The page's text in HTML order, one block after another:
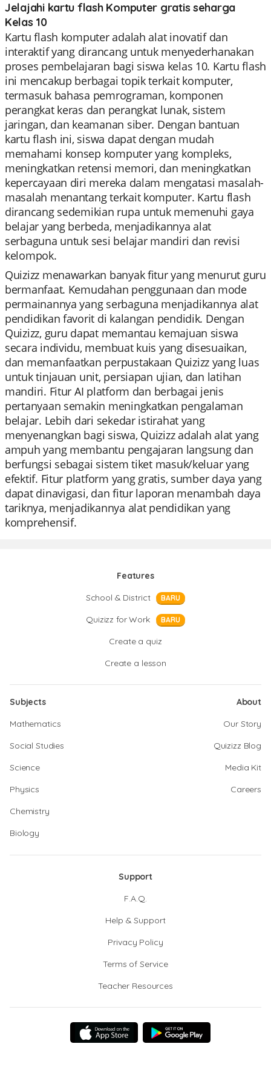
Jelajahi kartu flash Komputer gratis seharga
Kelas 10
Kartu flash komputer adalah alat inovatif dan
interaktif yang dirancang untuk menyederhanakan
proses pembelajaran bagi siswa kelas 10. Kartu flash
ini mencakup berbagai topik terkait komputer,
termasuk bahasa pemrograman, komponen
perangkat keras dan perangkat lunak, sistem
jaringan, dan keamanan siber. Dengan bantuan
kartu flash ini, siswa dapat dengan mudah
memahami konsep komputer yang kompleks,
meningkatkan retensi memori, dan meningkatkan
kepercayaan diri mereka dalam mengatasi masalah-
masalah menantang terkait komputer. Kartu flash
dirancang sedemikian rupa untuk memenuhi gaya
belajar yang berbeda, menjadikannya alat
serbaguna untuk sesi belajar mandiri dan revisi
kelompok.
Quizizz menawarkan banyak fitur yang menurut guru
bermanfaat. Kemudahan penggunaan dan mode
permainannya yang serbaguna menjadikannya alat
pendidikan favorit di kalangan pendidik. Dengan
Quizizz, guru dapat memantau kemajuan siswa
secara individu, membuat kuis yang disesuaikan,
dan memanfaatkan perpustakaan Quizizz yang luas
untuk tinjauan unit, persiapan ujian, dan latihan
mandiri. Fitur AI platform dan berbagai jenis
pertanyaan semakin meningkatkan pengalaman
belajar. Lebih dari sekedar istirahat yang
menyenangkan bagi siswa, Quizizz adalah alat yang
ampuh yang membantu pengajaran langsung dan
berfungsi sebagai sistem tiket masuk/keluar yang
efektif. Fitur platform yang gratis, sumber daya yang
dapat dinavigasi, dan fitur laporan menambah daya
tariknya, menjadikannya alat pendidikan yang
komprehensif.
Features
School & District
BARU
Quizizz for Work BARU
Create a quiz
Create a lesson
Subjects
Mathematics
Social Studies
Science
Physics
Chemistry
Biology
About
Our Story
Quizizz Blog
Media Kit
Careers
Support
F.A.Q.
Help & Support
Privacy Policy
Terms of Service
Teacher Resources